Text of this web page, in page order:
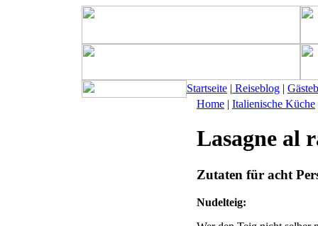
Startseite | Reiseblog |
Home | Italienische Küche
Lasagne al
Zutaten für acht
Nudelteig: